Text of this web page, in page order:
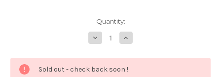
Quantity:
Decrease
Quantity
斯
坦
福
Increase
Quantity
斯
福
Sold out - check back soon !